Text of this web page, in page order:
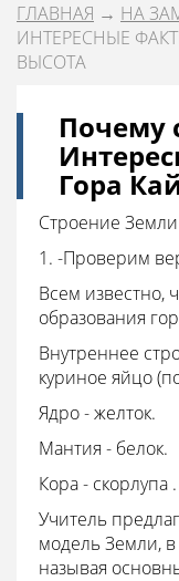
ГЛАВНАЯ → НА
ИНТЕРЕСНЫЕ
ВЫСОТА
Почему
Гора
Строение
1. -Проверим
Всем известно,
образования
Внутреннее
куриное яйцо
Ядро - желток.
Мантия - белок.
Кора - скорлупа .
Учитель
модель Земли,
называя